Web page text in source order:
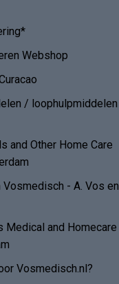
Webshop
/ loophulpmiddelen
and Other Home Care
- A. Vos en
Medical and Homecare
Vosmedisch.nl?